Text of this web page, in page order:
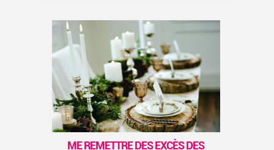
ME REMETTRE DES EXCÈS DES